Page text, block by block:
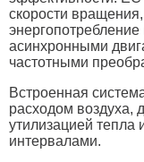
скорости
асинхронными
частотными
Встроенная
расходом воздуха,
утилизацией
интервалами.